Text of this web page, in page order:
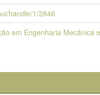
handle/1/2846
em Engenharia Mecânica